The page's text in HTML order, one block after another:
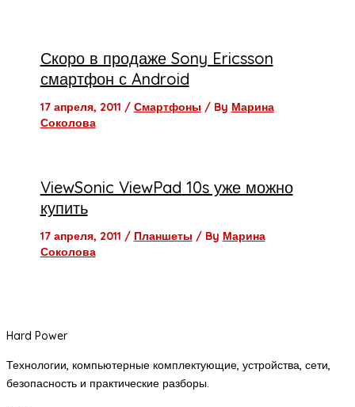
Скоро в продаже Sony Ericsson
смартфон с Android
17 апреля, 2011 / Смартфоны / By Марина
Соколова
ViewSonic ViewPad 10s уже можно
купить
17 апреля, 2011 / Планшеты / By Марина
Соколова
Hard Power
Технологии, компьютерные комплектующие, устройства, сети,
безопасность и практические разборы.